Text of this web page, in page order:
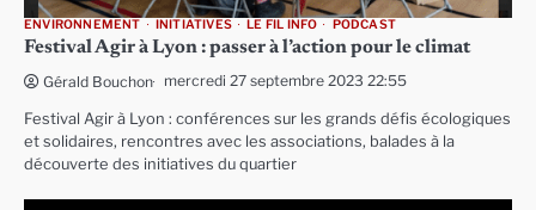
ENVIRONNEMENT INITIATIVES LE FIL INFO PODCAST
Festival Agir à Lyon : passer à l’action pour le climat
Gérald Bouchon mercredi 27 septembre 2023 22:55
Festival Agir à Lyon : conférences sur les grands défis écologiques
et solidaires, rencontres avec les associations, balades à la
découverte des initiatives du quartier